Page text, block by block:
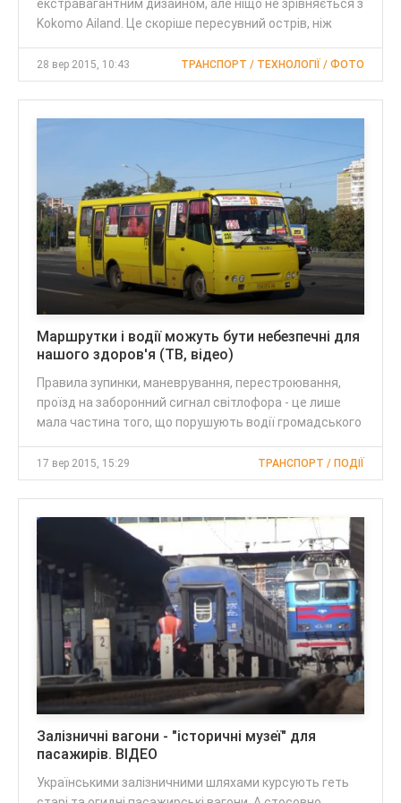
екстравагантним дизайном, але ніщо не зрівняється з
Kokomo Ailand. Це скоріше пересувний острів, ніж
28 вер 2015, 10:43 ТРАНСПОРТ / ТЕХНОЛОГІЇ / ФОТО
Маршрутки і водії можуть бути небезпечні для
нашого здоров'я (ТВ, відео)
Правила зупинки, маневрування, перестроювання,
проїзд на заборонний сигнал світлофора - це лише
мала частина того, що порушують водії громадського
17 вер 2015, 15:29 ТРАНСПОРТ / ПОДІЇ
Залізничні вагони - "історичні музеї" для
пасажирів. ВІДЕО
Українськими залізничними шляхами курсують геть